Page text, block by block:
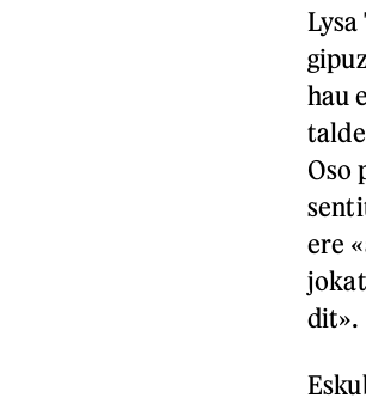
hau
Oso
ere
dit».